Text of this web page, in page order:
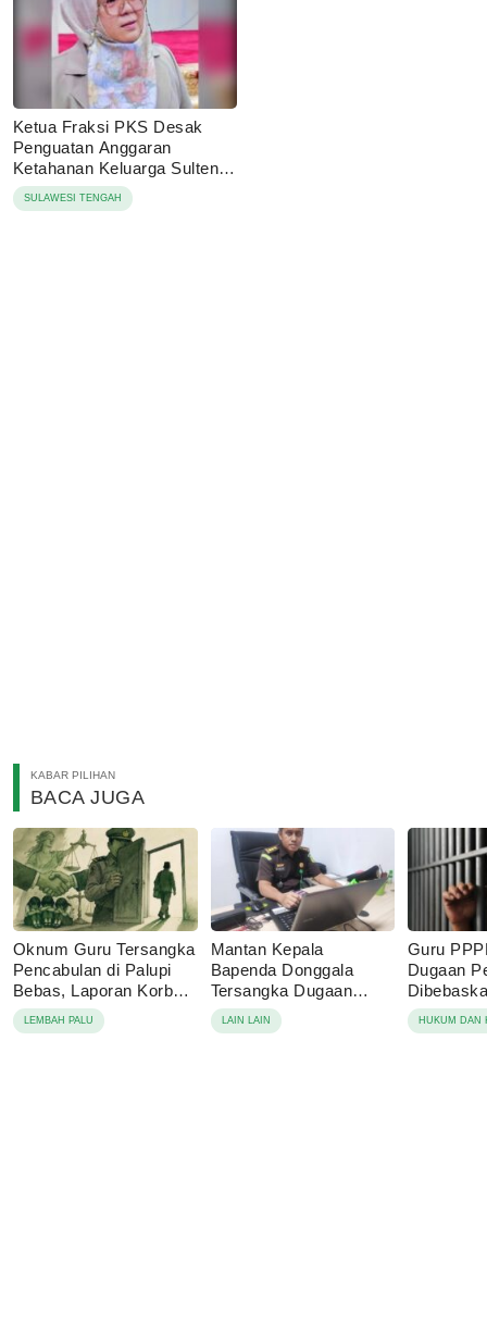
Ketua Fraksi PKS Desak
Penguatan Anggaran
Ketahanan Keluarga Sulteng
2027
SULAWESI TENGAH
KABAR PILIHAN
BACA JUGA
Oknum Guru Tersangka
Pencabulan di Palupi
Bebas, Laporan Korban
Berujung Damai
LEMBAH PALU
Mantan Kepala
Bapenda Donggala
Tersangka Dugaan
Korupsi Pajak Tambang
LAIN LAIN
Guru
Dugaan
Sebut
Keluarga
HUKUM DAN